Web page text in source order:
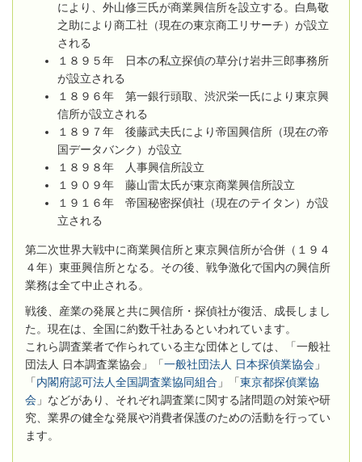
により、外山修三氏が商業興信所を設立する。白鳥敬
之助により商工社（現在の東京商工リサーチ）が設立
される
１８９５年 日本の私立探偵の草分け岩井三郎事務所
が設立される
１８９６年 第一銀行頭取、渋沢栄一氏により東京興
信所が設立される
１８９７年 後藤武夫氏により帝国興信所（現在の帝
国データバンク）が設立
１８９８年 人事興信所設立
１９０９年 藤山雷太氏が東京商業興信所設立
１９１６年 帝国秘密探偵社（現在のテイタン）が設
立される
第二次世界大戦中に商業興信所と東京興信所が合併（１９４
４年）東亜興信所となる。 その後、戦争激化で国内の興信所
業務は全て中止される。
戦後、産業の発展と共に興信所・探偵社が復活、成長しまし
た。現在は、全国に約数千社あるといわれています。
これら調査業者で作られている主な団体としては、「一般社
団法人 日本調査業協会」「一般社団法人 日本探偵業協会 」
「内閣府認可法人全国調査業協同組合 」「東京都探偵業協
会 」などがあり、それぞれ調査業に関する諸問題の対策や研
究、業界の健全な発展や消費者保護のための活動を行ってい
ます。